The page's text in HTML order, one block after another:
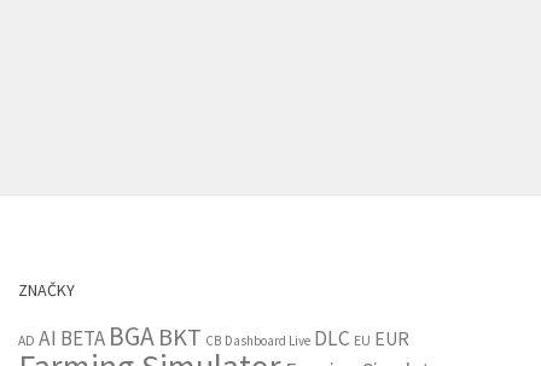
ZNAČKY
AD AI BETA BGABKT CB Dashboard Live DLC EU EUR